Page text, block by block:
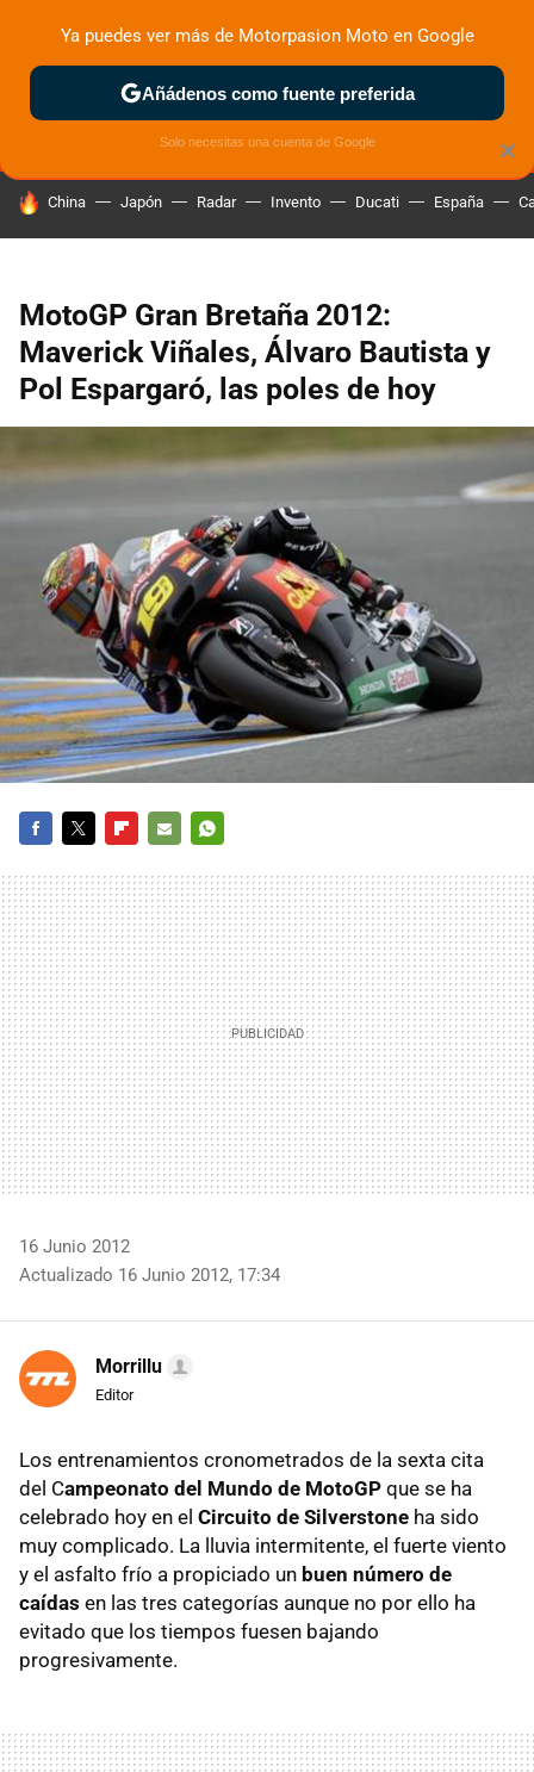
MENÚ NUEVO
ZONA DE PRUEBAS DEPORTIVAS MOTOS ELÉCTRICAS
HOY SE HABLA DE
China Japón Radar Invento Ducati España
MotoGP Gran Bretaña 2012:
Maverick Viñales, Álvaro Bautista y
Pol Espargaró, las poles de hoy
MAIL
16 Junio 2012
Actualizado 16 Junio 2012, 17:34
Morrillu
Editor
Los entrenamientos cronometrados de la sexta cita
del Campeonato del Mundo de MotoGP que se ha
celebrado hoy en el Circuito de Silverstone ha sido
muy complicado. La lluvia intermitente, el fuerte viento
y el asfalto frío a propiciado un buen número de
caídas en las tres categorías aunque no por ello ha
evitado que los tiempos fuesen bajando
progresivamente.
×
Ya puedes ver más de Motorpasion Moto en Google
Añádenos como fuente preferida
Solo necesitas una cuenta de Google